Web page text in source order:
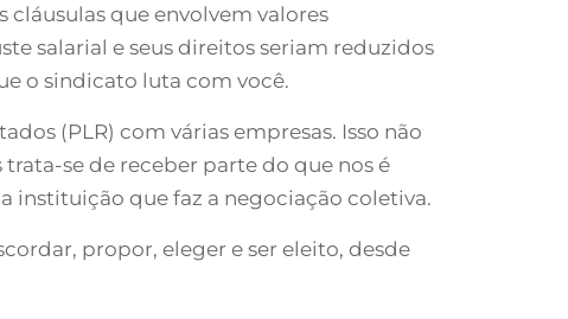
cláusulas que envolvem valores
salarial e seus direitos seriam reduzidos
o sindicato luta com você.
(PLR) com várias empresas. Isso não
se de receber parte do que nos é
instituição que faz a negociação coletiva.
propor, eleger e ser eleito, desde